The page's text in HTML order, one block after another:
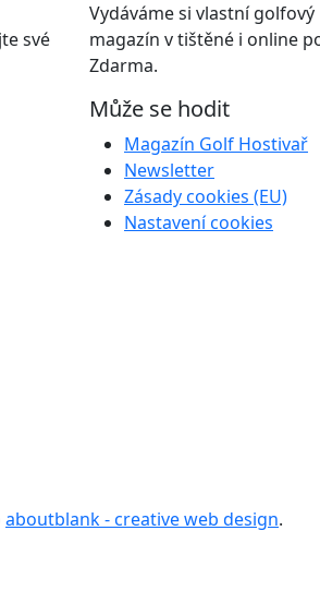
své
Vydáváme si vlastní golfový
magazín v tištěné i online
Zdarma.
Může se hodit
Magazín Golf Hostivař
Newsletter
Zásady cookies (EU)
Nastavení cookies
aboutblank - creative web design.